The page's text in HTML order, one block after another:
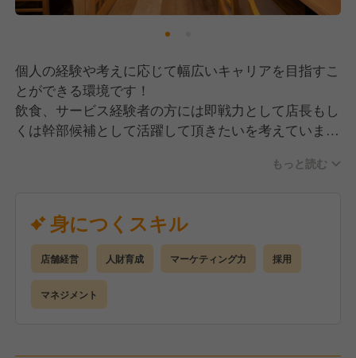
個人の経験や考えに応じて幅広いキャリアを目指すこ
とができる環境です！
飲食、サービス経験者の方には即戦力として店長もし
くは幹部候補として活躍して頂きたいを考えていま
その為、作業のみではなく店舗の総合的なマネージメ
【具体的には】
・ホール接客
・店舗マネジメント
・採用
・人材育成
もっと読む
身につくスキル
店舗経営 人財育成 マーケティング力 採用
マネジメント